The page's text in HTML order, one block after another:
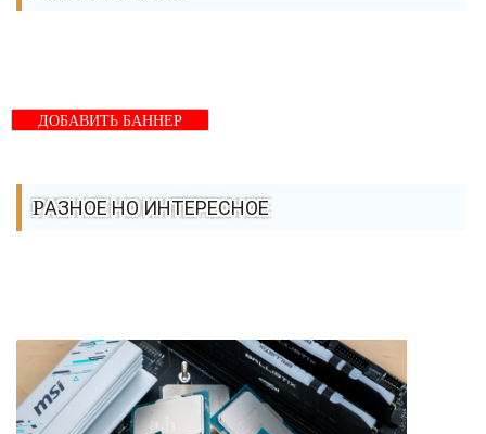
ДОБАВИТЬ БАННЕР
РАЗНОЕ НО ИНТЕРЕСНОЕ